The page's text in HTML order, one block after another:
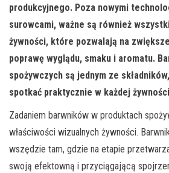
produkcyjnego. Poza nowymi
surowcami, ważne są również
żywności, które pozwalają na
poprawę wyglądu, smaku i aromatu.
spożywczych są jednym ze
spotkać praktycznie w każdej
Zadaniem barwników w produktach
właściwości wizualnych żywności.
wszędzie tam, gdzie na etapie
swoją efektowną i przyciągającą